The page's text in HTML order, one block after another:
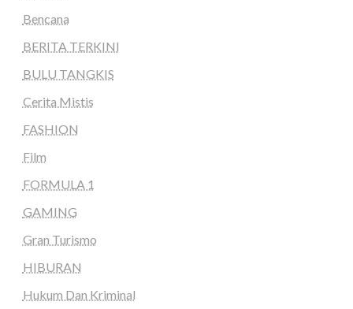
Bencana
BERITA TERKINI
BULU TANGKIS
Cerita Mistis
FASHION
Film
FORMULA 1
GAMING
Gran Turismo
HIBURAN
Hukum Dan Kriminal